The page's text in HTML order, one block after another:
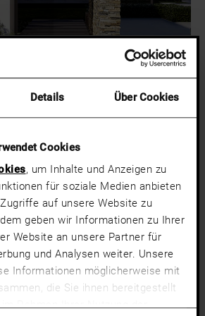
Details Über Cookies
Cookies
, um Inhalte und Anzeigen zu
für soziale Medien anbieten
auf unsere Website zu
geben wir Informationen zu Ihrer
Website an unsere Partner für
und Analysen weiter. Unsere
Informationen möglicherweise mit
die Sie ihnen bereitgestellt
Rahmen Ihrer Nutzung der
End Design
Alle Nevos Modelle erleben